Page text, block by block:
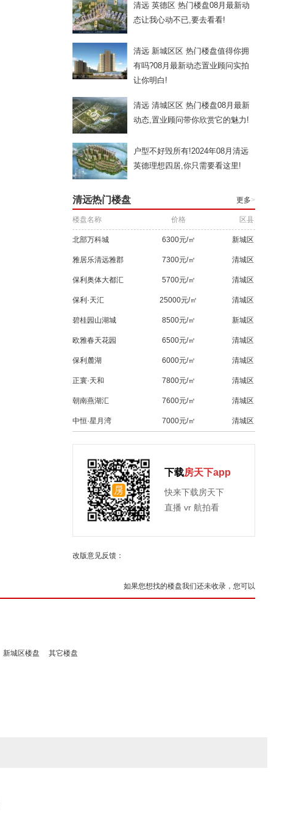
清远 英德区 热门楼盘08月最新动
态让我心动不已,要去看看!
清远 新城区区 热门楼盘值得你拥
有吗?08月最新动态置业顾问实拍
让你明白!
清远 清城区区 热门楼盘08月最新
动态,置业顾问带你欣赏它的魅力!
户型不好毁所有!2024年08月清远
英德理想四居,你只需要看这里!
清远热门楼盘 更多>
楼盘名称 价格 区县
北部万科城 6300元/㎡ 新城区
雅居乐清远雅郡 7300元/㎡ 清城区
保利奥体大都汇 5700元/㎡ 清城区
保利·天汇 25000元/㎡ 清城区
碧桂园山湖城 8500元/㎡ 新城区
欧雅春天花园 6500元/㎡ 清城区
保利麓湖 6000元/㎡ 清城区
正寰·天和 7800元/㎡ 清城区
朝南燕湖汇 7600元/㎡ 清城区
中恒·星月湾 7000元/㎡ 清城区
下载房天下app
快来下载房天下
直播 vr 航拍看
改版意见反馈：
如果您想找的楼盘我们还未收录，您可以
新城区楼盘 其它楼盘